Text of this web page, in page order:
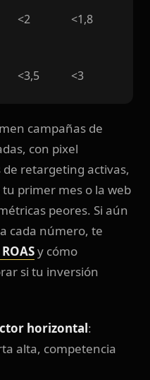
<2 <1,8
<3,5 <3
campañas de
con pixel
retargeting activas,
tu primer mes o la web
peores. Si aún
cada número, te
y cómo
si tu inversión
horizontal:
alta, competencia